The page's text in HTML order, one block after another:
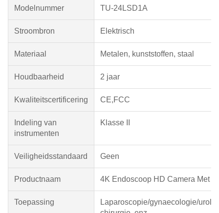
Modelnummer TU-24LSD1A
Stroombron Elektrisch
Materiaal Metalen, kunststoffen, staal
Houdbaarheid 2 jaar
Kwaliteitscertificering CE,FCC
Indeling van
instrumenten
Klasse II
Veiligheidsstandaard Geen
Productnaam 4K Endoscoop HD Camera Met
Toepassing
Laparoscopie/gynaecologie/